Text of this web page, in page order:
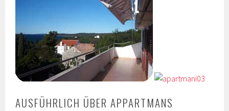
AUSFÜHRLICH ÜBER APPARTMANS